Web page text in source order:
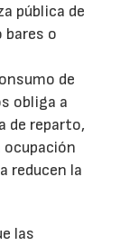
pública de
bares o
de
obliga a
de reparto,
reducen la
las